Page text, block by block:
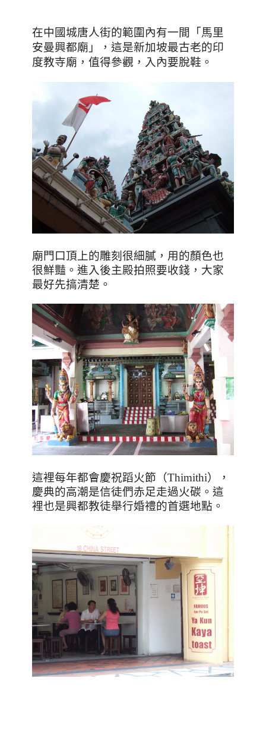
在中國城唐人街的範圍內有一間「 馬里
安曼興都廟 」， 這是新加坡最古老的印
度教寺廟 ，值得參觀，入內要脫鞋。
廟門口頂上的雕刻很細膩 ，用的顏色也
很鮮豔。進入後主殿拍照要收錢 ，大家
最好先搞清楚。
這裡每年都會慶祝蹈火節（Thimithi），
慶典的高潮是信徒們赤足走過火碳。這
裡也是興都教徒舉行婚禮的首選地點。